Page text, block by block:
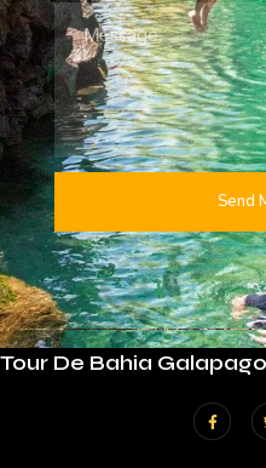
Send
Tour De Bahia